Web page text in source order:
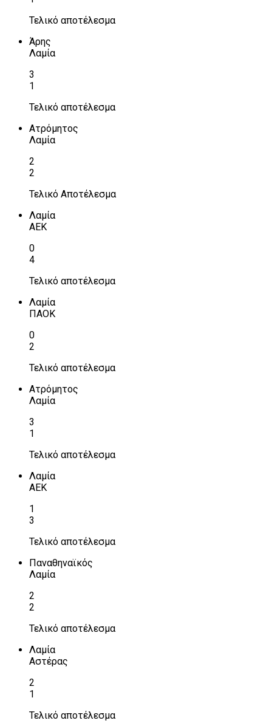
Τελικό αποτέλεσμα
Άρης
Λαμία
3
1
Τελικό αποτέλεσμα
Ατρόμητος
Λαμία
2
2
Τελικό Αποτέλεσμα
Λαμία
ΑΕΚ
0
4
Τελικό αποτέλεσμα
Λαμία
ΠΑΟΚ
0
2
Τελικό αποτέλεσμα
Ατρόμητος
Λαμία
3
1
Τελικό αποτέλεσμα
Λαμία
ΑΕΚ
1
3
Τελικό αποτέλεσμα
Παναθηναϊκός
Λαμία
2
2
Τελικό αποτέλεσμα
Λαμία
Αστέρας
2
1
Τελικό αποτέλεσμα